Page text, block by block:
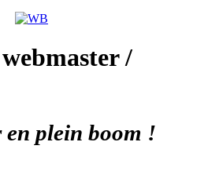
/
en plein boom !